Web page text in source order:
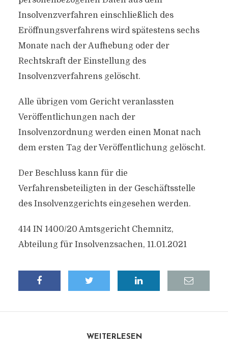
Insolvenzverfahren einschließlich des
Eröffnungsverfahrens wird spätestens sechs
Monate nach der Aufhebung oder der
Rechtskraft der Einstellung des
Insolvenzverfahrens gelöscht.
Alle übrigen vom Gericht veranlassten
Veröffentlichungen nach der
Insolvenzordnung werden einen Monat nach
dem ersten Tag der Veröffentlichung gelöscht.
Der Beschluss kann für die
Verfahrensbeteiligten in der Geschäftsstelle
des Insolvenzgerichts eingesehen werden.
414 IN 1400/20 Amtsgericht Chemnitz,
Abteilung für Insolvenzsachen, 11.01.2021
WEITERLESEN